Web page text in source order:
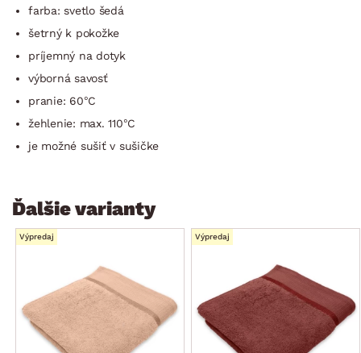
farba: svetlo šedá
šetrný k pokožke
príjemný na dotyk
výborná savosť
pranie: 60°C
žehlenie: max. 110°C
je možné sušiť v sušičke
Ďalšie varianty
Výpredaj Výpredaj